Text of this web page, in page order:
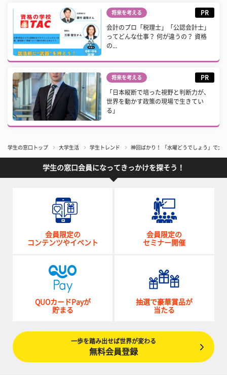
将来を考える PR
会計のプロ「税理士」「公認会計士」
ってどんな仕事？ 何が違うの？ 資格
の...
将来を考える PR
「日本縦断で培った視野と判断力が、
世界を動かす政策の現場で生きてい
る」
学生の窓口トップ 大学生活 学生トレンド 神回ばかり！ 「水曜どうでしょう」で大
学生の窓口会員になってきっかけを探そう！
会員限定の
コンテンツやイベント
会員限定の
セミナー開催
QUOカードPayが
貯まる
抽選で豪華賞品が
当たる
一歩を踏み出せば世界が変わる
無料会員登録